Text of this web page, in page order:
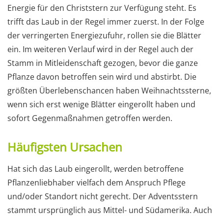
Energie für den Christstern zur Verfügung steht. Es
trifft das Laub in der Regel immer zuerst. In der Folge
der verringerten Energiezufuhr, rollen sie die Blätter
ein. Im weiteren Verlauf wird in der Regel auch der
Stamm in Mitleidenschaft gezogen, bevor die ganze
Pflanze davon betroffen sein wird und abstirbt. Die
größten Überlebenschancen haben Weihnachtssterne,
wenn sich erst wenige Blätter eingerollt haben und
sofort Gegenmaßnahmen getroffen werden.
Häufigsten Ursachen
Hat sich das Laub eingerollt, werden betroffene
Pflanzenliebhaber vielfach dem Anspruch Pflege
und/oder Standort nicht gerecht. Der Adventsstern
stammt ursprünglich aus Mittel- und Südamerika. Auch